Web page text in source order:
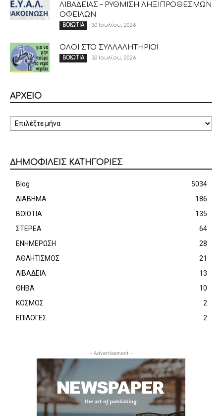
ΛΙΒΑΔΕΙΑΣ – ΡΥΘΜΙΣΗ ΛΗΞΙΠΡΟΘΕΣΜΩΝ
ΟΦΕΙΛΩΝ
ΒΟΙΩΤΙΑ 30 Ιουλίου, 2026
ΟΛΟΙ ΣΤΟ ΣΥΛΛΑΛΗΤΗΡΙΟ!
ΒΟΙΩΤΙΑ 30 Ιουλίου, 2026
ΑΡΧΕΙΟ
ΔΗΜΟΦΙΛΕΙΣ ΚΑΤΗΓΟΡΙΕΣ
Blog
5034
ΔΙΑΒΗΜΑ
186
ΒΟΙΩΤΙΑ
135
ΣΤΕΡΕΑ
64
ΕΝΗΜΕΡΩΣΗ
28
ΑΘΛΗΤΙΣΜΟΣ
21
ΛΙΒΑΔΕΙΑ
13
ΘΗΒΑ
10
ΚΟΣΜΟΣ
2
ΕΠΙΛΟΓΕΣ
2
- Advertisement -